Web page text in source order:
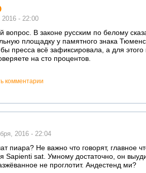
2016 - 22:00
вопрос. В законе русским по белому
площадку у памятного знака
пресса всё зафиксировала, а для этого
на сто процентов.
комментарии
2016 - 22:04
пиара? Не важно что говорят, главное
sat. Умному достаточно, он
не проглотит. Андестенд ми?